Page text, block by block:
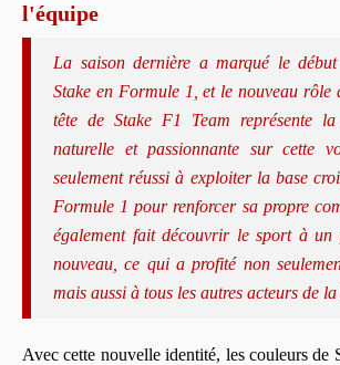
l'équipe
La saison dernière a marqué le
Stake en Formule 1, et le nouveau rôle
tête de Stake F1 Team représente
naturelle et passionnante sur cette
seulement réussi à exploiter la base
Formule 1 pour renforcer sa propre
également fait découvrir le sport à un
nouveau, ce qui a profité non
mais aussi à tous les autres acteurs de
Avec cette nouvelle identité, les couleurs de